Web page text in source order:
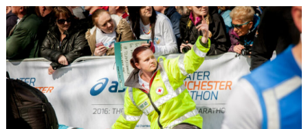
size.size.size.